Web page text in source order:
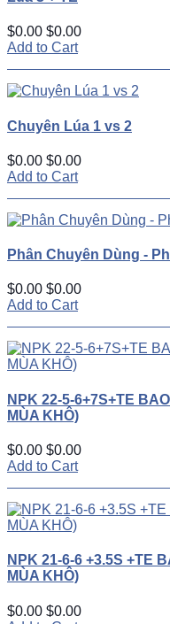
$0.00 $0.00
Add to Cart
Chuyên Lúa 1 vs 2
$0.00 $0.00
Add to Cart
Phân Chuyên Dùng -
$0.00 $0.00
Add to Cart
NPK 22-5-6+7S+TE
MÙA KHÔ)
$0.00 $0.00
Add to Cart
NPK 21-6-6 +3.5S +TE
MÙA KHÔ)
$0.00 $0.00